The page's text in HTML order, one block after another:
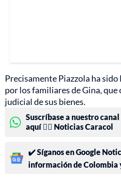
Precisamente Piazzola ha
por los familiares de Gina,
judicial de sus bienes.
Suscríbase a nuestro
aquí 👉🏻 Noticias Caracol
✔️ Síganos en Google
información de Colombia